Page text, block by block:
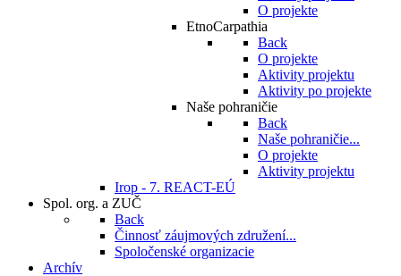
O projekte
EtnoCarpathia
Back
O projekte
Aktivity projektu
Aktivity po projekte
Naše pohraničie
Back
Naše pohraničie...
O projekte
Aktivity projektu
Irop - 7. REACT-EÚ
Spol. org. a ZUČ
Back
Činnosť záujmových združení...
Spoločenské organizacie
Archív